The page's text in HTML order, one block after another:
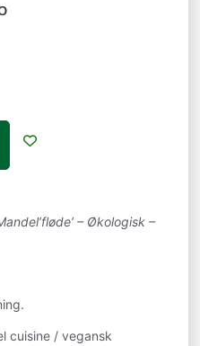
– Økologisk –
cuisine / vegansk